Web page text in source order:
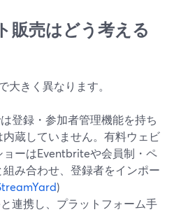
販売はどう考える
大きく異なります。
は登録・参加者管理機能を持ち
内蔵していません。有料ウェビ
ーはEventbriteや会員制・ペ
み合わせ、登録者をインポー
)
連携し、プラットフォーム手